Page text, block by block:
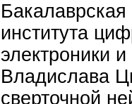
Бакалаврская
института
электроники
Владислава
сверточной